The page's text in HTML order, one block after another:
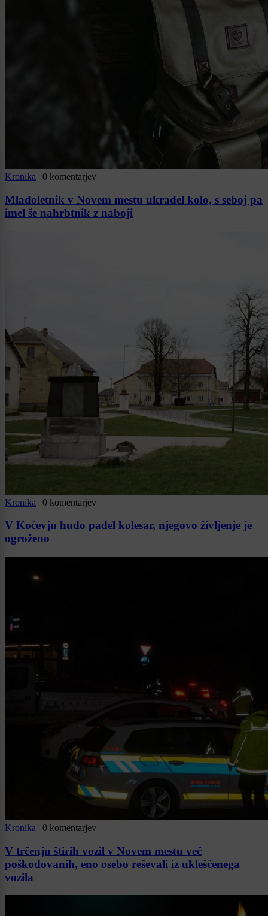
Kronika | 0 komentarjev
Mladoletnik v Novem mestu ukradel kolo, s seboj pa
imel še nahrbtnik z naboji
Kronika | 0 komentarjev
V Kočevju hudo padel kolesar, njegovo življenje je
ogroženo
Kronika | 0 komentarjev
V trčenju štirih vozil v Novem mestu več
poškodovanih, eno osebo reševali iz ukleščenega
vozila